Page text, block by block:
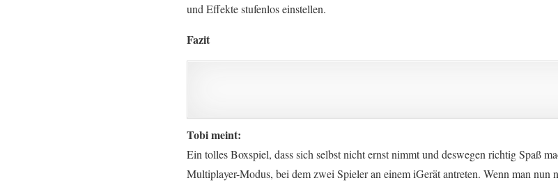
und Effekte stufenlos einstellen.
Fazit
Tobi meint:
Ein tolles Boxspiel, dass sich selbst nicht ernst nimmt und deswegen richtig Spaß
Multiplayer-Modus, bei dem zwei Spieler an einem iGerät antreten. Wenn man